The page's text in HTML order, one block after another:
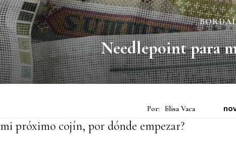
Needlepoint para
Por: Elisa Vaca
próximo cojín, por dónde empezar?